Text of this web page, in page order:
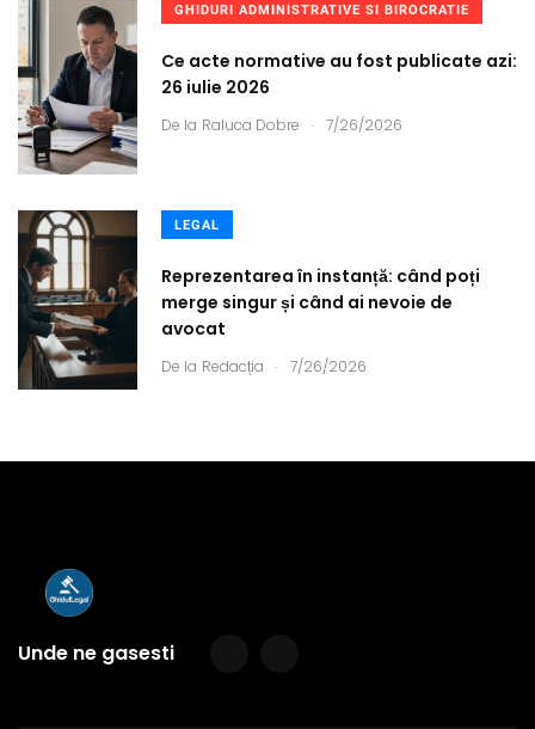
GHIDURI ADMINISTRATIVE SI BIROCRATIE
Ce acte normative au fost publicate azi:
26 iulie 2026
De la Raluca Dobre . 7/26/2026
LEGAL
Reprezentarea în instanță: când poți
merge singur și când ai nevoie de
avocat
De la Redacția . 7/26/2026
Unde ne gasesti